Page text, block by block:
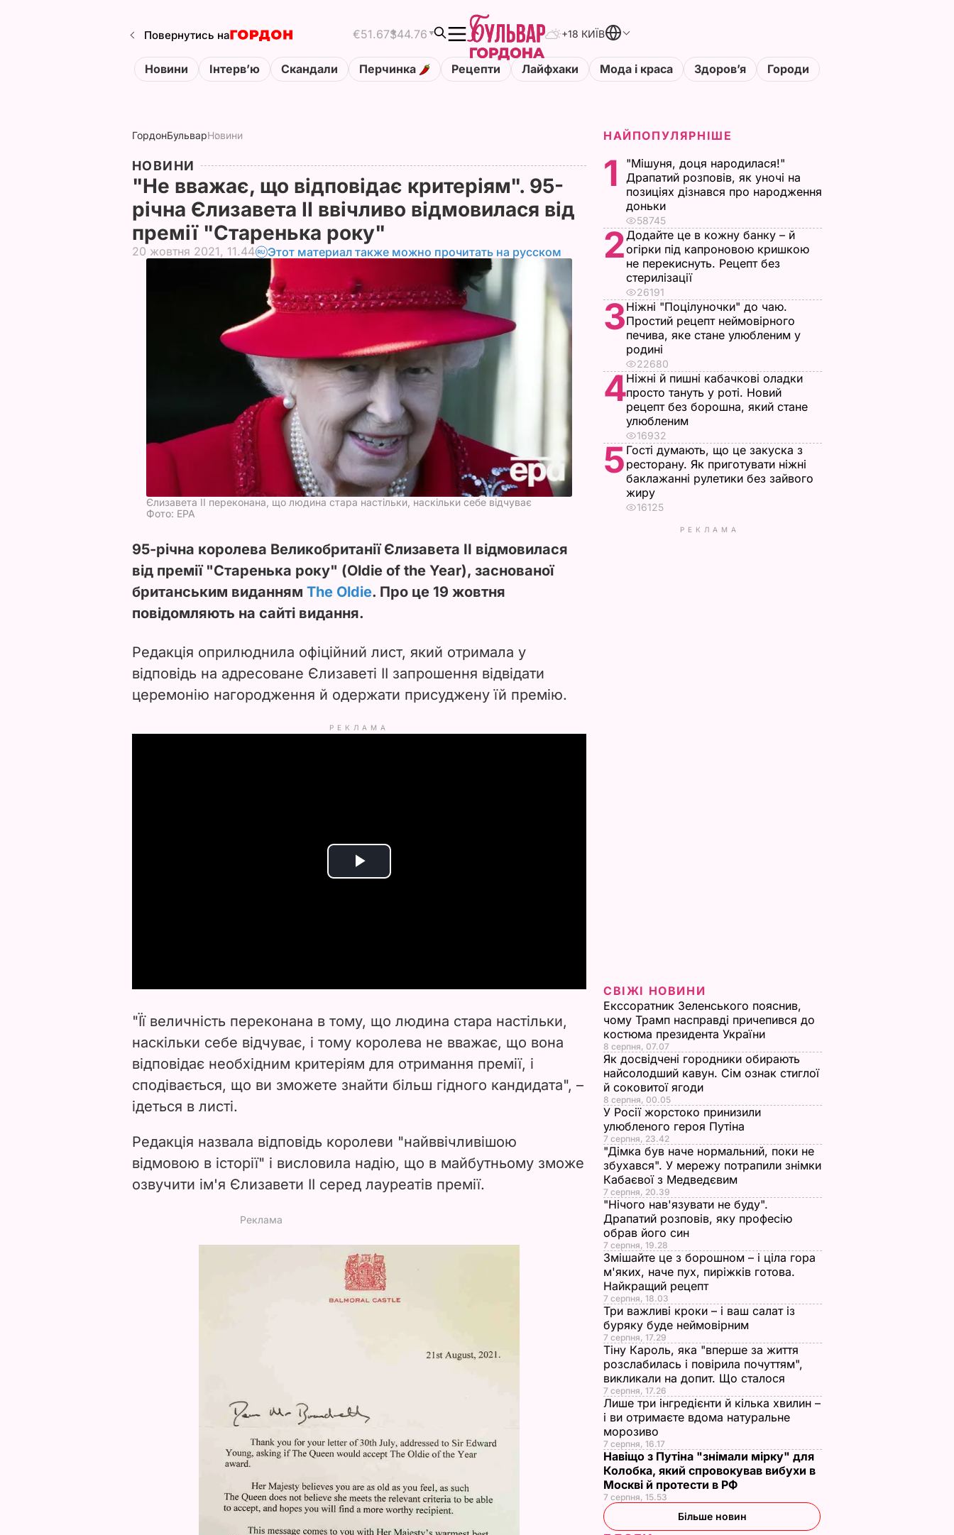
Повернутись на €51.67$44.76 +18 КИЇВ
Новини Інтервʼю Скандали Перчинка Рецепти Лайфхаки Мода і краса Здоровʼя Городи
ГордонБульварНовини
НОВИНИ
"Не вважає, що відповідає критеріям". 95-
річна Єлизавета II ввічливо відмовилася від
премії "Старенька року"
20 жовтня 2021, 11.44 Этот материал также можно прочитать на русском
Єлизавета II переконана, що людина стара настільки, наскільки себе відчуває
Фото: ЕРА
95-річна королева Великобританії Єлизавета II відмовилася
від премії "Старенька року" (Oldie of the Year), заснованої
британським виданням The Oldie. Про це 19 жовтня
повідомляють на сайті видання.
Редакція оприлюднила офіційний лист, який отримала у
відповідь на адресоване Єлизаветі II запрошення відвідати
церемонію нагородження й одержати присуджену їй премію.
РЕКЛАМА
P
i
d
o
"Її величність переконана в тому, що людина стара настільки,
наскільки себе відчуває, і тому королева не вважає, що вона
відповідає необхідним критеріям для отримання премії, і
сподівається, що ви зможете знайти більш гідного кандидата", –
ідеться в листі.
Редакція назвала відповідь королеви "найввічливішою
відмовою в історії" і висловила надію, що в майбутньому зможе
озвучити ім'я Єлизавети II серед лауреатів премії.
НАЙПОПУЛЯРНІШЕ
1
"Мішуня, доця народилася!"
Драпатий розповів, як уночі на
позиціях дізнався про народження
доньки
58745
2Додайте це в кожну банку – й
огірки під капроновою кришкою
не перекиснуть. Рецепт без
стерилізації
26191
3Ніжні "Поцілуночки" до чаю.
Простий рецепт неймовірного
печива, яке стане улюбленим у
родині
22680
4Ніжні й пишні кабачкові оладки
просто тануть у роті. Новий
рецепт без борошна, який стане
улюбленим
16932
5 Гості думають, що це закуска з
ресторану. Як приготувати ніжні
баклажанні рулетики без зайвого
жиру
16125
РЕКЛАМА
СВІЖІ НОВИНИ
Екссоратник Зеленського пояснив,
чому Трамп насправді причепився до
костюма президента України
8 серпня, 07.07
Як досвідчені городники обирають
найсолодший кавун. Сім ознак стиглої
й соковитої ягоди
8 серпня, 00.05
У Росії жорстоко принизили
улюбленого героя Путіна
7 серпня, 23.42
"Дімка був наче нормальний, поки не
збухався". У мережу потрапили знімки
Кабаєвої з Медведєвим
7 серпня, 20.39
"Нічого нав'язувати не буду".
Драпатий розповів, яку професію
обрав його син
7 серпня, 19.28
Змішайте це з борошном – і ціла гора
м'яких, наче пух, пиріжків готова.
Найкращий рецепт
7 серпня, 18.03
Три важливі кроки – і ваш салат із
буряку буде неймовірним
7 серпня, 17.29
Тіну Кароль, яка "вперше за життя
розслабилась і повірила почуттям",
викликали на допит. Що сталося
7 серпня, 17.26
Лише три інгредієнти й кілька хвилин –
і ви отримаєте вдома натуральне
морозиво
7 серпня, 16.17
Навіщо з Путіна "знімали мірку" для
Колобка, який спровокував вибухи в
Москві й протести в РФ
7 серпня, 15.53
Більше новин